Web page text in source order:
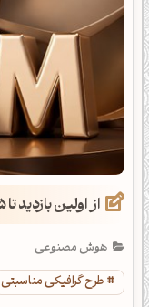
از اولین بازدید تا ۲.۵ میلیون!
هوش مصنوعی
طرح گرافیکی مناسبتی